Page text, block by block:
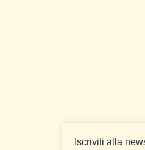
Iscriviti alla